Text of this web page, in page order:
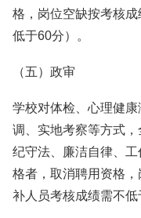
格，岗位空缺按考核
低于60分）。
（五）政审
学校对体检、心理健
调、实地考察等方式
纪守法、廉洁自律、
格者，取消聘用资格
补人员考核成绩需不低